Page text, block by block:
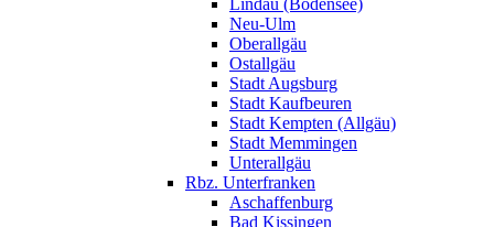
Lindau (Bodensee)
Neu-Ulm
Oberallgäu
Ostallgäu
Stadt Augsburg
Stadt Kaufbeuren
Stadt Kempten (Allgäu)
Stadt Memmingen
Unterallgäu
Rbz. Unterfranken
Aschaffenburg
Bad Kissingen